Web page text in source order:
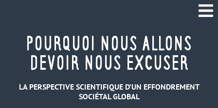
Pourquoi nous allons
devoir nous excuser
LA PERSPECTIVE SCIENTIFIQUE D’UN EFFONDREMENT
SOCIÉTAL GLOBAL